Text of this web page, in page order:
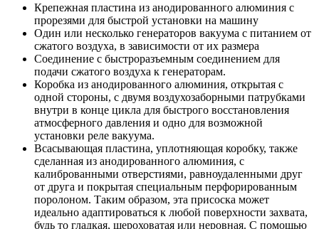
Крепежная пластина из анодированного алюминия с
прорезями для быстрой установки на машину
Один или несколько генераторов вакуума с питанием от
сжатого воздуха, в зависимости от их размера
Соединение с быстроразъемным соединением для
подачи сжатого воздуха к генераторам.
Коробка из анодированного алюминия, открытая с
одной стороны, с двумя воздухозаборными патрубками
внутри в конце цикла для быстрого восстановления
атмосферного давления и одно для возможной
установки реле вакуума.
Всасывающая пластина, уплотняющая коробку, также
сделанная из анодированного алюминия, с
калиброванными отверстиями, равноудаленными друг
от друга и покрытая специальным перфорированным
поролоном. Таким образом, эта присоска может
идеально адаптироваться к любой поверхности захвата,
будь то гладкая, шероховатая или неровная. С помощью